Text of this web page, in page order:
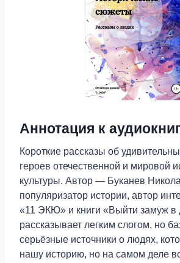
Аннотация к
Короткие рассказы об
героев отечественной и мировой
культуры. Автор — Буканев
популяризатор истории, автор
«11 ЭКЮ» и книги «Выйти замуж в
рассказывает легким слогом, но
серьёзные источники о людях,
нашу историю, но на самом деле